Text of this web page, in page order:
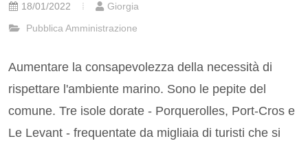
18/01/2022
Giorgia
Pubblica Amministrazione
Aumentare la consapevolezza della necessità di
rispettare l'ambiente marino. Sono le pepite del
comune. Tre isole dorate - Porquerolles, Port-Cros e
Le Levant - frequentate da migliaia di turisti che si